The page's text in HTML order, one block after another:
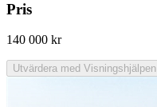
Pris
140 000 kr
Utvärdera med Visningshjälpen